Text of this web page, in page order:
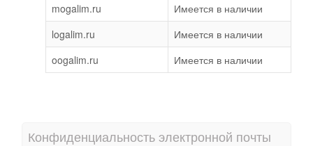
mogalim.ru
Имеется в наличии
logalim.ru
Имеется в наличии
oogalim.ru
Имеется в наличии
Конфиденциальность электронной почты